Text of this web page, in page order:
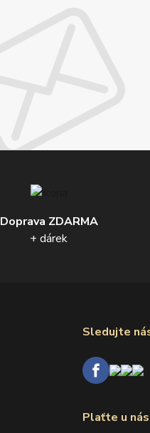
Doprava ZDARMA
+ dárek
Sledujte
Plaťte u